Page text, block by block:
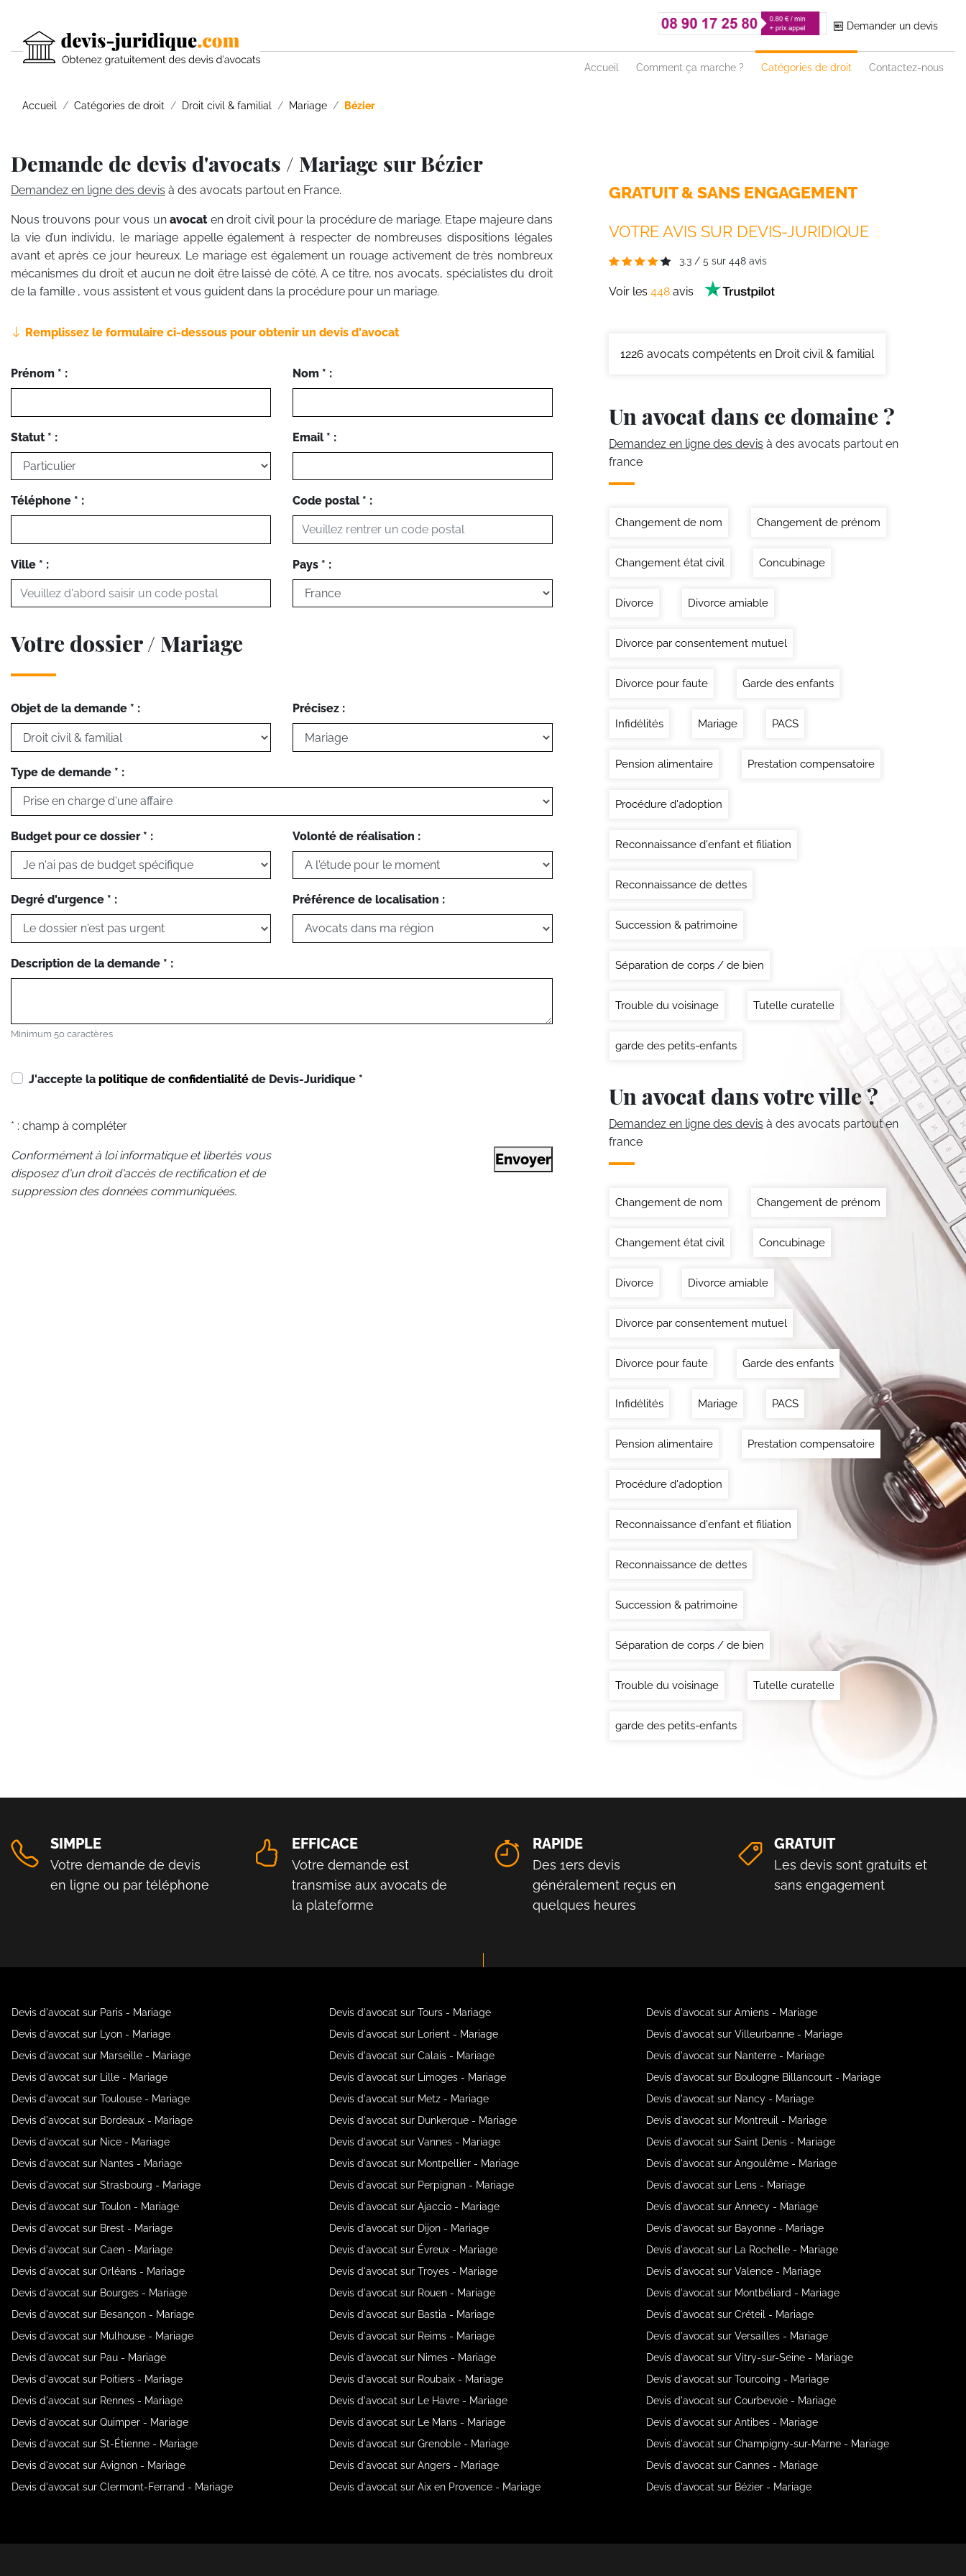
Demander un devis
Accueil Comment ça marche ? Catégories de droit Contactez-nous
Accueil Catégories de droit Droit civil & familial Mariage Bézier
Demande de devis d'avocats / Mariage sur Bézier
Demandez en ligne des devis à des avocats partout en France.
Nous trouvons pour vous unavocat en droit civil pour la procédure de mariage. Etape majeure dans
la vie d’un individu, le mariage appelle également à respecter de nombreuses dispositions légales
avant et après ce jour heureux. Le mariage est également un rouage activement de très nombreux
mécanismes du droit et aucun ne doit être laissé de côté. A ce titre, nos avocats, spécialistes du droit
de la famille , vous assistent et vous guident dans la procédure pour un mariage.
Remplissez le formulaire ci-dessous pour obtenir un devis d'avocat
Prénom * : Nom * :
Statut * : Email * :
Téléphone * : Code postal * :
Ville * : Pays * :
Votre dossier / Mariage
Objet de la demande * : Précisez :
Type de demande * :
Budget pour ce dossier * : Volonté de réalisation :
Degré d'urgence * : Préférence de localisation :
Description de la demande * :
Minimum 50 caractères
J'accepte la politique de confidentialité de Devis-Juridique *
* : champ à compléter
Conformément à loi informatique et libertés vous
disposez d'un droit d'accès de rectification et de
suppression des données communiquées.
Envoyer
GRATUIT & SANS ENGAGEMENT
VOTRE AVIS SUR DEVIS-JURIDIQUE
3.3 / 5 sur 448 avis
Voir les 448 avis
1226 avocats compétents en Droit civil & familial
Un avocat dans ce domaine ?
Demandez en ligne des devis à des avocats partout en
france
Changement de nom Changement de prénom
Changement état civil Concubinage
Divorce Divorce amiable
Divorce par consentement mutuel
Divorce pour faute Garde des enfants
Infidélités Mariage PACS
Pension alimentaire Prestation compensatoire
Procédure d'adoption
Reconnaissance d'enfant et filiation
Reconnaissance de dettes
Succession & patrimoine
Séparation de corps / de bien
Trouble du voisinage Tutelle curatelle
garde des petits-enfants
Un avocat dans votre ville ?
Demandez en ligne des devis à des avocats partout en
france
Changement de nom Changement de prénom
Changement état civil Concubinage
Divorce Divorce amiable
Divorce par consentement mutuel
Divorce pour faute Garde des enfants
Infidélités Mariage PACS
Pension alimentaire Prestation compensatoire
Procédure d'adoption
Reconnaissance d'enfant et filiation
Reconnaissance de dettes
Succession & patrimoine
Séparation de corps / de bien
Trouble du voisinage Tutelle curatelle
garde des petits-enfants
SIMPLE
Votre demande de devis
en ligne ou par téléphone
EFFICACE
Votre demande est
transmise aux avocats de
la plateforme
RAPIDE
Des 1ers devis
généralement reçus en
quelques heures
GRATUIT
Les devis sont gratuits et
sans engagement
Devis d'avocat sur Paris - Mariage
Devis d'avocat sur Lyon - Mariage
Devis d'avocat sur Marseille - Mariage
Devis d'avocat sur Lille - Mariage
Devis d'avocat sur Toulouse - Mariage
Devis d'avocat sur Bordeaux - Mariage
Devis d'avocat sur Nice - Mariage
Devis d'avocat sur Nantes - Mariage
Devis d'avocat sur Strasbourg - Mariage
Devis d'avocat sur Toulon - Mariage
Devis d'avocat sur Brest - Mariage
Devis d'avocat sur Caen - Mariage
Devis d'avocat sur Orléans - Mariage
Devis d'avocat sur Bourges - Mariage
Devis d'avocat sur Besançon - Mariage
Devis d'avocat sur Mulhouse - Mariage
Devis d'avocat sur Pau - Mariage
Devis d'avocat sur Poitiers - Mariage
Devis d'avocat sur Rennes - Mariage
Devis d'avocat sur Quimper - Mariage
Devis d'avocat sur St-Étienne - Mariage
Devis d'avocat sur Avignon - Mariage
Devis d'avocat sur Clermont-Ferrand - Mariage
Devis d'avocat sur Tours - Mariage
Devis d'avocat sur Lorient - Mariage
Devis d'avocat sur Calais - Mariage
Devis d'avocat sur Limoges - Mariage
Devis d'avocat sur Metz - Mariage
Devis d'avocat sur Dunkerque - Mariage
Devis d'avocat sur Vannes - Mariage
Devis d'avocat sur Montpellier - Mariage
Devis d'avocat sur Perpignan - Mariage
Devis d'avocat sur Ajaccio - Mariage
Devis d'avocat sur Dijon - Mariage
Devis d'avocat sur Évreux - Mariage
Devis d'avocat sur Troyes - Mariage
Devis d'avocat sur Rouen - Mariage
Devis d'avocat sur Bastia - Mariage
Devis d'avocat sur Reims - Mariage
Devis d'avocat sur Nimes - Mariage
Devis d'avocat sur Roubaix - Mariage
Devis d'avocat sur Le Havre - Mariage
Devis d'avocat sur Le Mans - Mariage
Devis d'avocat sur Grenoble - Mariage
Devis d'avocat sur Angers - Mariage
Devis d'avocat sur Aix en Provence - Mariage
Devis d'avocat sur Amiens - Mariage
Devis d'avocat sur Villeurbanne - Mariage
Devis d'avocat sur Nanterre - Mariage
Devis d'avocat sur Boulogne Billancourt - Mariage
Devis d'avocat sur Nancy - Mariage
Devis d'avocat sur Montreuil - Mariage
Devis d'avocat sur Saint Denis - Mariage
Devis d'avocat sur Angoulême - Mariage
Devis d'avocat sur Lens - Mariage
Devis d'avocat sur Annecy - Mariage
Devis d'avocat sur Bayonne - Mariage
Devis d'avocat sur La Rochelle - Mariage
Devis d'avocat sur Valence - Mariage
Devis d'avocat sur Montbéliard - Mariage
Devis d'avocat sur Créteil - Mariage
Devis d'avocat sur Versailles - Mariage
Devis d'avocat sur Vitry-sur-Seine - Mariage
Devis d'avocat sur Tourcoing - Mariage
Devis d'avocat sur Courbevoie - Mariage
Devis d'avocat sur Antibes - Mariage
Devis d'avocat sur Champigny-sur-Marne - Mariage
Devis d'avocat sur Cannes - Mariage
Devis d'avocat sur Bézier - Mariage